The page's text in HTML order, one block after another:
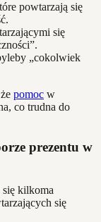
powtarzają się
się
„cokolwiek
pomoc w
co trudna do
prezentu w
kilkoma
się